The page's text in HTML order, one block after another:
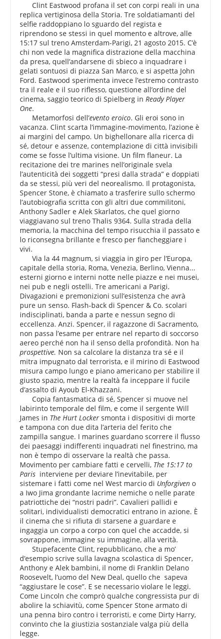
Clint Eastwood profana il set con corpi reali in una
replica vertiginosa della Storia. Tre soldatiamanti del
selfie raddoppiano lo sguardo del regista e
riprendono se stessi in quel momento e altrove, alle
15:17 sul treno Amsterdam-Parigi, 21 agosto 2015. C’è
chi non vede la magnifica distrazione della macchina
da presa, quell’andarsene di sbieco a inquadrare i
gelati sontuosi di piazza San Marco, e si aspetta John
Ford. Eastwood sperimenta invece l’estremo contrasto
tra il reale e il suo riflesso, questione all’ordine del
cinema, saggio teorico di Spielberg inReady Player
One.
Metamorfosi dell’evento eroico. Gli eroi sono in
vacanza. Clint scarta l’immagine-movimento, l’azione è
ai margini del campo. Un bighellonare alla ricerca di
sé, detour e assenze, contemplazione di città invisibili
come se fosse l’ultima visione. Un film flaneur. La
recitazione dei tre marines nell’originale svela
l’autenticità dei soggetti “presi dalla strada” e doppiati
da se stessi, più veri del neorealismo. Il protagonista,
Spencer Stone, è chiamato a trasferire sullo schermo
l’autobiografia scritta con gli altri due commilitoni,
Anthony Sadler e Alek Skarlatos, che quel giorno
viaggiavano sul treno Thalis 9364. Sulla strada della
memoria, la macchina del tempo risucchia il passato e
lo riconsegna brillante e fresco per fiancheggiare i
vivi.
Via la 44 magnum, si viaggia in giro per l’Europa,
capitale della storia, Roma, Venezia, Berlino, Vienna...
esterni giorno e interni notte nelle piazze e nei musei,
nei pub e negli ostelli. Tre americani a Parigi.
Divagazioni e premonizioni sull’esistenza che avrà
pure un senso. Flash-back di Spencer & Co. scolari
indisciplinati, banda a parte e nessun segno di
eccellenza. Anzi. Spencer, il ragazzone di Sacramento,
non passa l’esame per entrare nel reparto di soccorso
aereo perché non ha il senso della profondità. Non ha
prospettive. Non sa calcolare la distanza tra sé e il
mitra impugnato dal terrorista, e il mirino di Eastwood
misura campo lungo e piano americano per stabilire il
giusto spazio, mentre la realtà fa inceppare il fucile
d’assalto di Ayoub El-Khazzani.
Copia fantasmatica di sé, Spencer si muove nel
labirinto temporale del film, e come il sergente Will
James in The Hurt Lockersmonta i dispositivi di morte
e tampona con due dita l’arteria del ferito che
zampilla sangue. I marines guardano scorrere il flusso
dei paesaggi indifferenti inquadrati nel finestrino, ma
non è tempo di osservare la realtà che passa.
Movimento per cambiare fatti e cervelli, The 15:17 to
Paris interviene per deviare l’inevitabile, per
sistemare i fatti come nel West marcio di Unforgiveno
a Iwo Jima grondante lacrime nemiche o nelle parate
patriottiche dei “nostri padri”. Cavalieri pallidi e
solitari, individualisti democratici entrano in azione. È
il cinema che si rifiuta di starsene a guardare e
ingaggia un corpo a corpo con quel che accadde, si
sovrappone, immagine su immagine, alla verità.
Stupefacente Clint, repubblicano, che a mo’
d’esempio scrive sulla lavagna scolastica di Spencer,
Anthony e Alek bambini, il nome di Franklin Delano
Roosevelt, l’uomo del New Deal, quello che sapeva
“aggiustare le cose”. E se necessario violare le leggi.
Come Lincoln che comprò qualche congressista pur di
abolire la schiavitù, come Spencer Stone armato di
una penna biro contro i terroristi, e come Dirty Harry,
convinto che la giustizia sostanziale valga più della
legge.